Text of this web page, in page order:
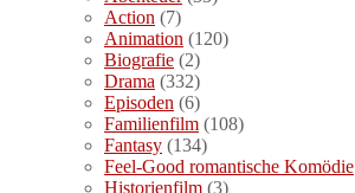
Action (7)
Animation (120)
Biografie (2)
Drama (332)
Episoden (6)
Familienfilm (108)
Fantasy (134)
Feel-Good romantische Komödie
Historienfilm (3)